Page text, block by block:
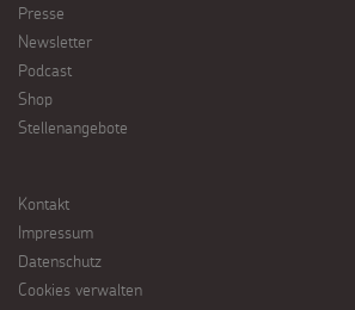
Presse
Newsletter
Podcast
Shop
Stellenangebote
Kontakt
Impressum
Datenschutz
Cookies verwalten